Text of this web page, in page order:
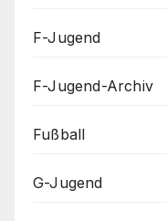
F-Jugend
F-Jugend-Archiv
Fußball
G-Jugend